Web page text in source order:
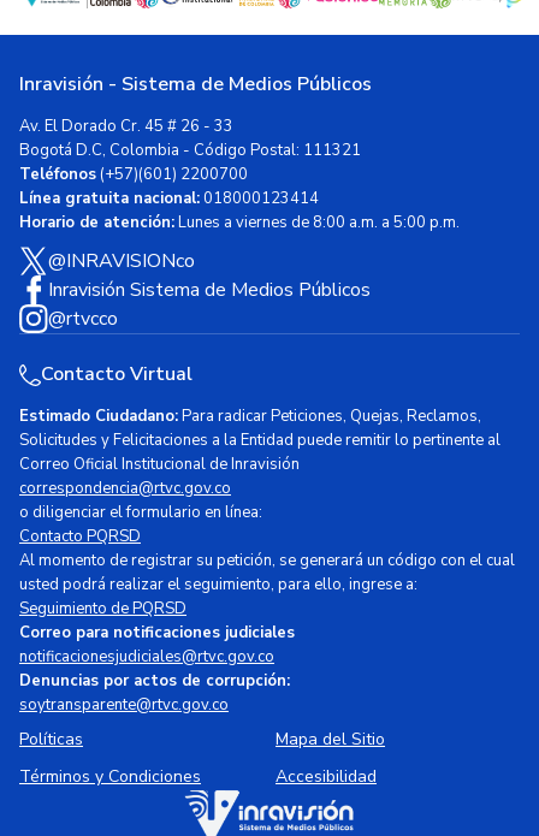
Inravisión - Sistema de Medios Públicos
Av. El Dorado Cr. 45 # 26 - 33
Bogotá D.C, Colombia - Código Postal: 111321
Teléfonos(+57)(601) 2200700
Línea gratuita nacional:018000123414
Horario de atención:Lunes a viernes de 8:00 a.m. a 5:00 p.m.
@INRAVISIONco
Inravisión Sistema de Medios Públicos
@rtvcco
Contacto Virtual
Estimado Ciudadano:Para radicar Peticiones, Quejas, Reclamos,
Solicitudes y Felicitaciones a la Entidad puede remitir lo pertinente al
Correo Oficial Institucional de Inravisión
correspondencia@rtvc.gov.co
o diligenciar el formulario en línea:
Contacto PQRSD
Al momento de registrar su petición, se generará un código con el cual
usted podrá realizar el seguimiento, para ello, ingrese a:
Seguimiento de PQRSD
Correo para notificaciones judiciales
notificacionesjudiciales@rtvc.gov.co
Denuncias por actos de corrupción:
soytransparente@rtvc.gov.co
Políticas
Mapa del Sitio
Términos y Condiciones
Accesibilidad